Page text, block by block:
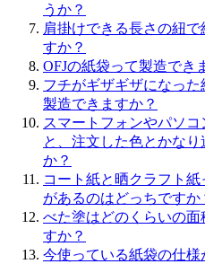
うか？
肩掛けできる長さの紐
すか？
OFJの紙袋って製造でき
フチがギザギザになっ
製造できますか？
スマートフォンやパソ
と、注文した色とかな
か？
コート紙と晒クラフト
があるのはどっちですか
べた塗はどのくらいの面
すか？
今使っている紙袋の仕